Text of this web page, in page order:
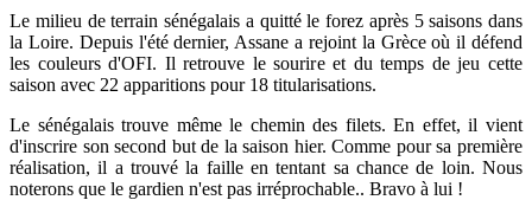
Le milieu de terrain sénégalais a quitté le forez après 5 saisons dans
la Loire. Depuis l'été dernier, Assane a rejoint la Grèce où il défend
les couleurs d'OFI. Il retrouve le sourire et du temps de jeu cette
saison avec 22 apparitions pour 18 titularisations.
Le sénégalais trouve même le chemin des filets. En effet, il vient
d'inscrire son second but de la saison hier. Comme pour sa première
réalisation, il a trouvé la faille en tentant sa chance de loin. Nous
noterons que le gardien n'est pas irréprochable.. Bravo à lui !